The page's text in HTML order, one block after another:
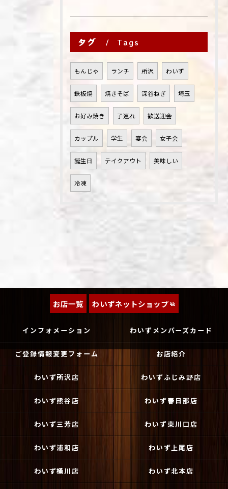
タグ Tags
もんじゃ ランチ 所沢 わいず
鉄板焼 焼きそば 深谷ねぎ 埼玉
お好み焼き 子連れ 歓送迎会
カップル 学生 宴会 女子会
誕生日 テイクアウト 美味しい
冷凍
お店一覧 わいずネットショップ
インフォメーション わいずメンバーズカード
ご登録情報変更フォーム お店紹介
わいず所沢店 わいずふじみ野店
わいず熊谷店 わいず春日部店
わいず三芳店 わいず東川口店
わいず浦和店 わいず上尾店
わいず桶川店 わいず北本店